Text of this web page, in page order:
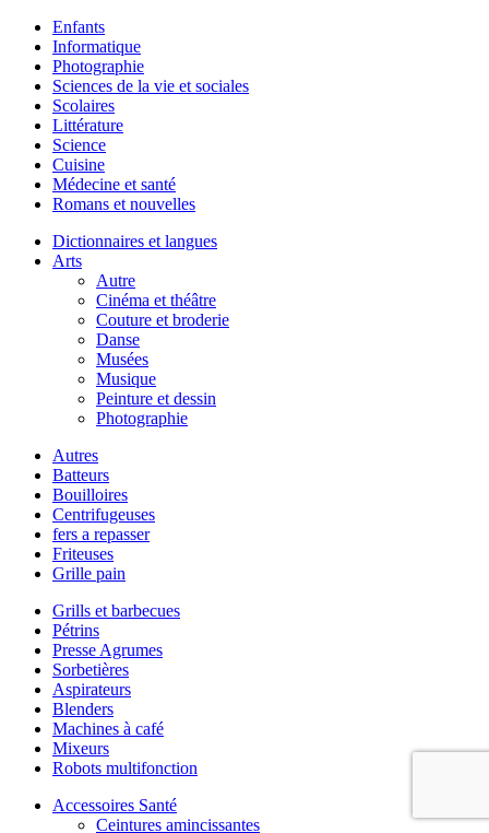
Enfants
Informatique
Photographie
Sciences de la vie et sociales
Scolaires
Littérature
Science
Cuisine
Médecine et santé
Romans et nouvelles
Dictionnaires et langues
Arts
Autre
Cinéma et théâtre
Couture et broderie
Danse
Musées
Musique
Peinture et dessin
Photographie
Autres
Batteurs
Bouilloires
Centrifugeuses
fers a repasser
Friteuses
Grille pain
Grills et barbecues
Pétrins
Presse Agrumes
Sorbetières
Aspirateurs
Blenders
Machines à café
Mixeurs
Robots multifonction
Accessoires Santé
Ceintures amincissantes